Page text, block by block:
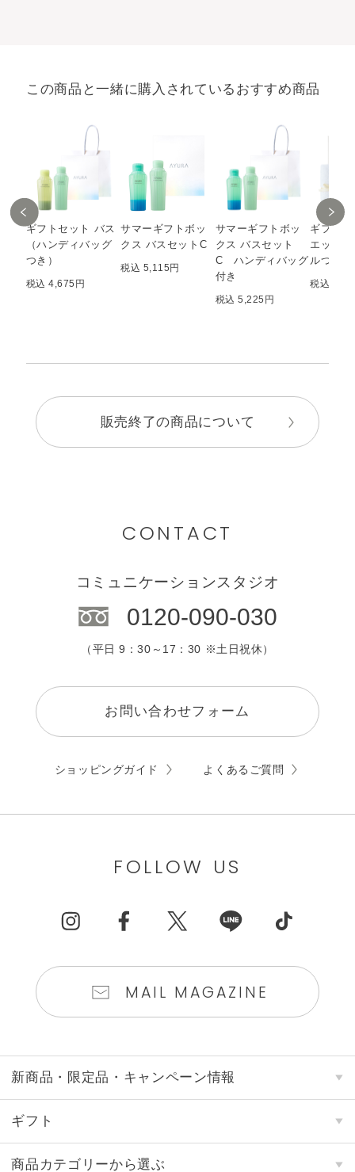
この商品と一緒に購入されているおすすめ商品
ギフトセット バス
（ハンディバッグ
つき）
税込 4,675円
サマーギフトボッ
クス バスセットC
税込 5,115円
サマーギフトボッ
クス バスセット
C ハンディバッグ
付き
税込 5,225円
ギフト
エッセ
ルつき
税込
販売終了の商品について
CONTACT
コミュニケーションスタジオ
0120-090-030
（平日 9：30～17：30 ※土日祝休）
お問い合わせフォーム
ショッピングガイド よくあるご質問
FOLLOW US
MAIL MAGAZINE
新商品・限定品・キャンペーン情報
ギフト
商品カテゴリーから選ぶ